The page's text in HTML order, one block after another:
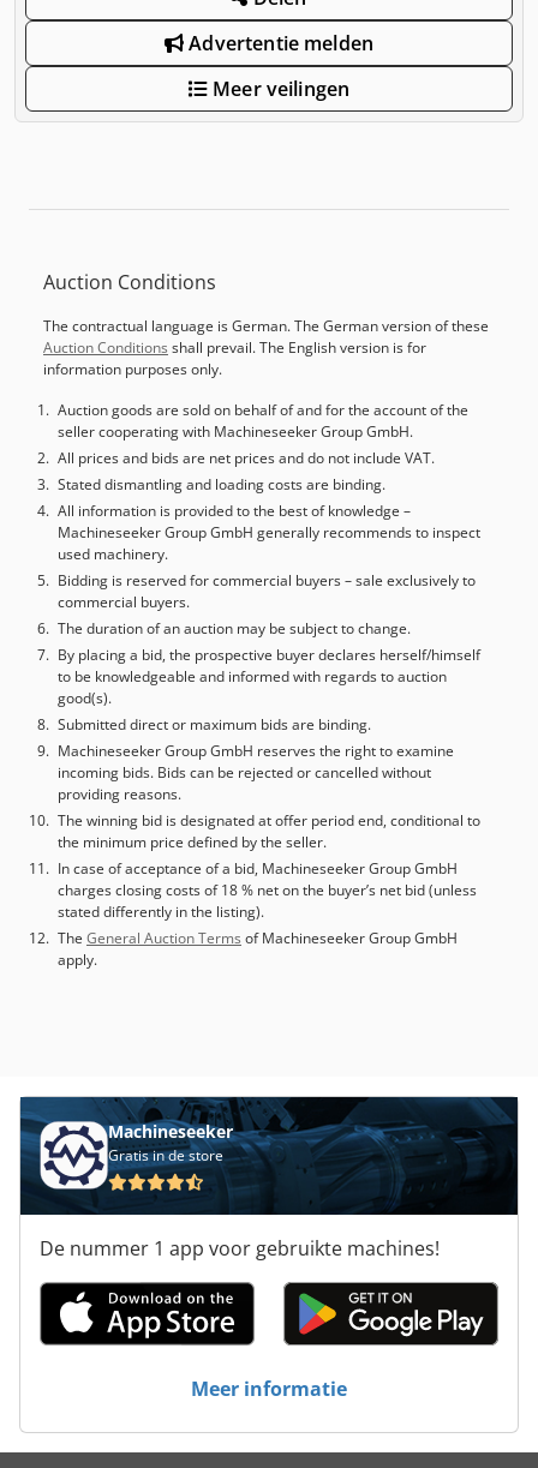
Advertentie melden
Meer veilingen
Auction Conditions
The contractual language is German. The German version of these
Auction Conditions shall prevail. The English version is for
information purposes only.
Auction goods are sold on behalf of and for the account of the
seller cooperating with Machineseeker Group GmbH.
All prices and bids are net prices and do not include VAT.
Stated dismantling and loading costs are binding.
All information is provided to the best of knowledge –
Machineseeker Group GmbH generally recommends to inspect
used machinery.
Bidding is reserved for commercial buyers – sale exclusively to
commercial buyers.
The duration of an auction may be subject to change.
By placing a bid, the prospective buyer declares herself/himself
to be knowledgeable and informed with regards to auction
good(s).
Submitted direct or maximum bids are binding.
Machineseeker Group GmbH reserves the right to examine
incoming bids. Bids can be rejected or cancelled without
providing reasons.
The winning bid is designated at offer period end, conditional to
the minimum price defined by the seller.
In case of acceptance of a bid, Machineseeker Group GmbH
charges closing costs of 18 % net on the buyer’s net bid (unless
stated differently in the listing).
The General Auction Terms of Machineseeker Group GmbH
apply.
Machineseeker
Gratis in de store
De nummer 1 app voor gebruikte machines!
Meer informatie